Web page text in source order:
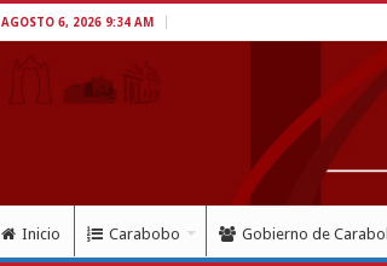
AGOSTO 6, 2026 9:34 AM
Inicio Carabobo Gobierno de